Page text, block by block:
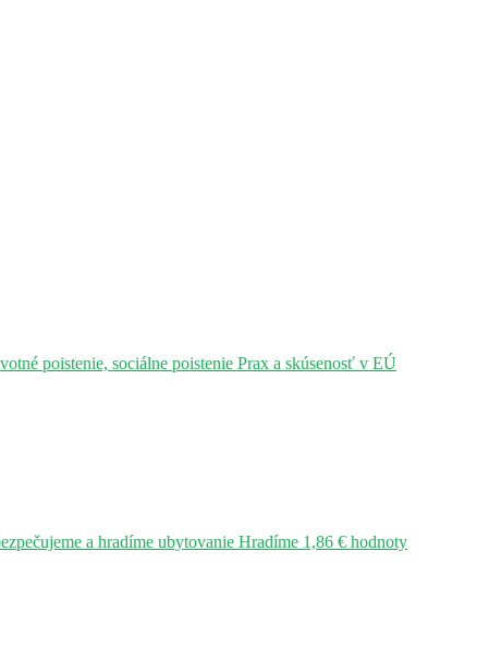
poistenie, sociálne poistenie Prax a skúsenosť v EÚ
a hradíme ubytovanie Hradíme 1,86 € hodnoty